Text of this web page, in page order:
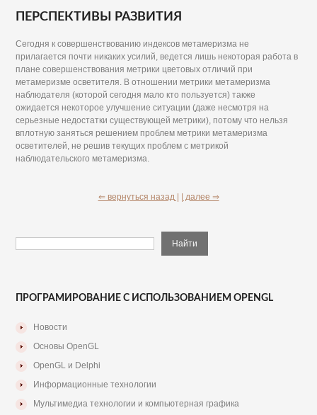
ПЕРСПЕКТИВЫ РАЗВИТИЯ
Сегодня к совершенствованию индексов метамеризма не
прилагается почти никаких усилий, ведется лишь некоторая работа в
плане совершенствования метрики цветовых отличий при
метамеризме осветителя. В отношении метрики метамеризма
наблюдателя (которой сегодня мало кто пользуется) также
ожидается некоторое улучшение ситуации (даже несмотря на
серьезные недостатки существующей метрики), потому что нельзя
вплотную заняться решением проблем метрики метамеризма
осветителей, не решив текущих проблем с метрикой
наблюдательского метамеризма.
⇐ вернуться назад | | далее ⇒
ПРОГРАМИРОВАНИЕ С ИСПОЛЬЗОВАНИЕМ OPENGL
Новости
Основы OpenGL
OpenGL и Delphi
Информационные технологии
Мультимедиа технологии и компьютерная графика